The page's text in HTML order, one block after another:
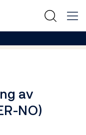
av
NO)